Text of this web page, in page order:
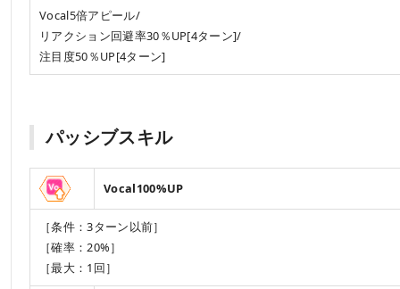
Vocal5倍アピール/
リアクション回避率30％UP[4ターン]/
注目度50％UP[4ターン]
パッシブスキル
Vocal100%UP
［条件：3ターン以前］
［確率：20%］
［最大：1回］